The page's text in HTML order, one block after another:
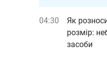
04:30
Як
розмір:
засоби